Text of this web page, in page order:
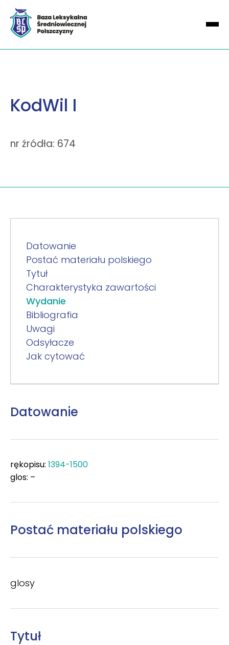
KodWil I
nr źródła: 674
Datowanie
Postać materiału polskiego
Tytuł
Charakterystyka zawartości
Wydanie
Bibliografia
Uwagi
Odsyłacze
Jak cytować
Datowanie
rękopisu: 1394-1500
glos: –
Postać materiału polskiego
glosy
Tytuł